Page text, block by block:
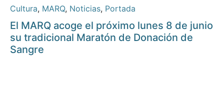
Cultura, MARQ, Noticias, Portada
El MARQ acoge el próximo lunes 8 de junio
su tradicional Maratón de Donación de
Sangre